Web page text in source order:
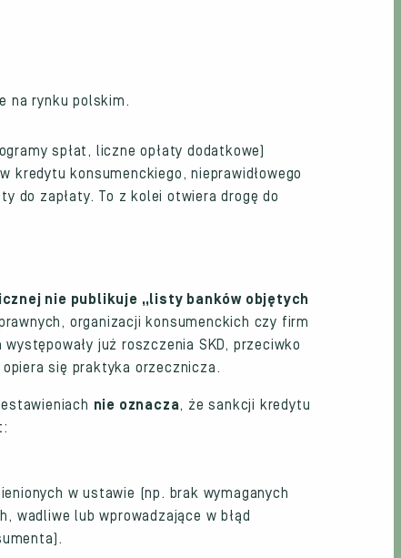
na rynku polskim.
spłat, liczne opłaty dodatkowe)
konsumenckiego, nieprawidłowego
do zapłaty. To z kolei otwiera drogę do
nie publikuje „listy banków objętych
organizacji konsumenckich czy firm
już roszczenia SKD, przeciwko
się praktyka orzecznicza.
nie oznacza, że sankcji kredytu
w ustawie (np. brak wymaganych
wadliwe lub wprowadzające w błąd